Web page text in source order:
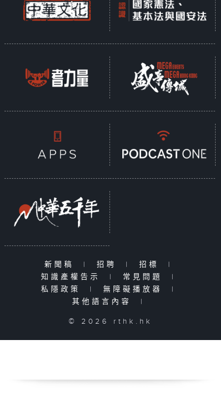
新聞稿 | 招聘 | 招標
|
知識產權告示
| 常見問題
|
私隱政策
| 無障礙播放器
|
其他語言內容
|
© 2026 rthk.hk